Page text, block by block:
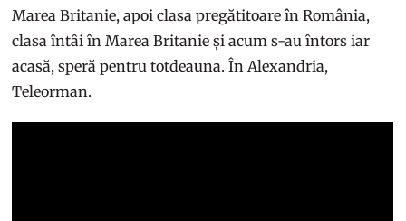
Marea Britanie, apoi clasa pregătitoare în România,
clasa întâi în Marea Britanie și acum s-au întors iar
acasă, speră pentru totdeauna. În Alexandria,
Teleorman.